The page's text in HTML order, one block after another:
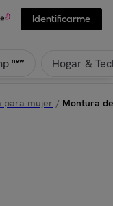
Identificarme
new Hogar &
para mujer / Montura